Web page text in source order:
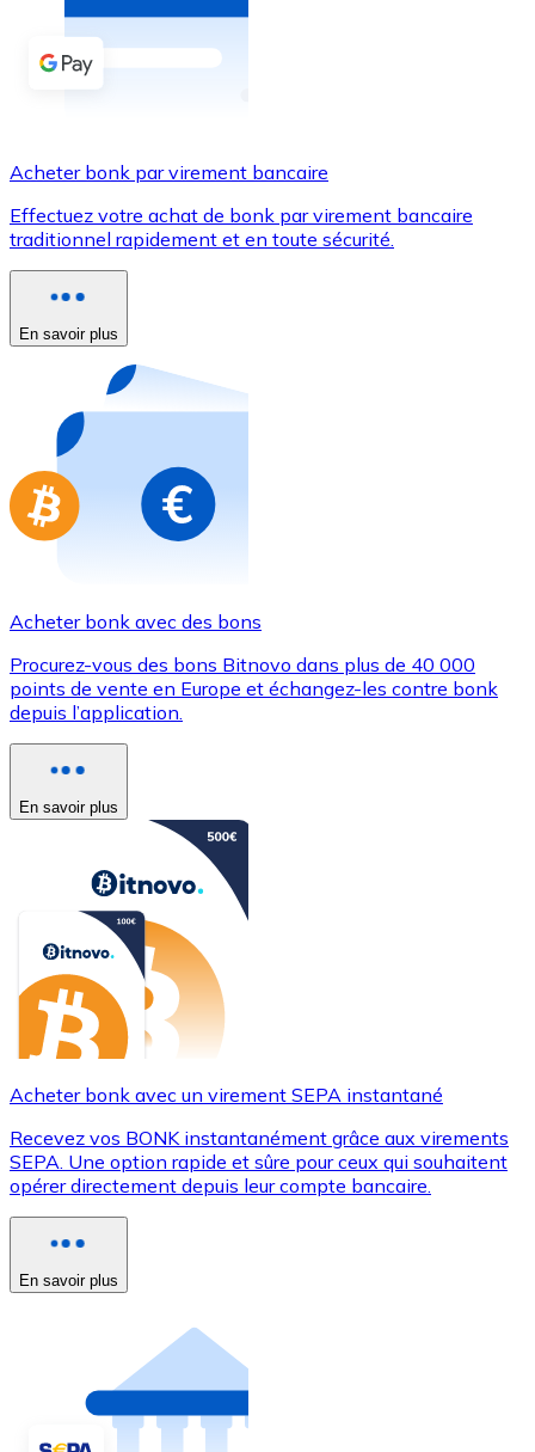
Acheter avec espèces
Virement SEPA
Utilisez les cartes Visa et Mastercard pour acheter
Acheter avec carte
Nouveau
Achetez des cartes-cadeaux de vos marques
Aller à la boutique de cartes-cadeaux
Acheter bonk par virement bancaire
Effectuez votre achat de bonk par virement bancaire
traditionnel rapidement et en toute sécurité.
En savoir plus
Acheter bonk avec des bons
Procurez-vous des bons Bitnovo dans plus de 40 000
points de vente en Europe et échangez-les contre bonk
depuis l’application.
En savoir plus
Acheter bonk avec un virement SEPA instantané
Recevez vos BONK instantanément grâce aux virements
SEPA. Une option rapide et sûre pour ceux qui souhaitent
opérer directement depuis leur compte bancaire.
En savoir plus